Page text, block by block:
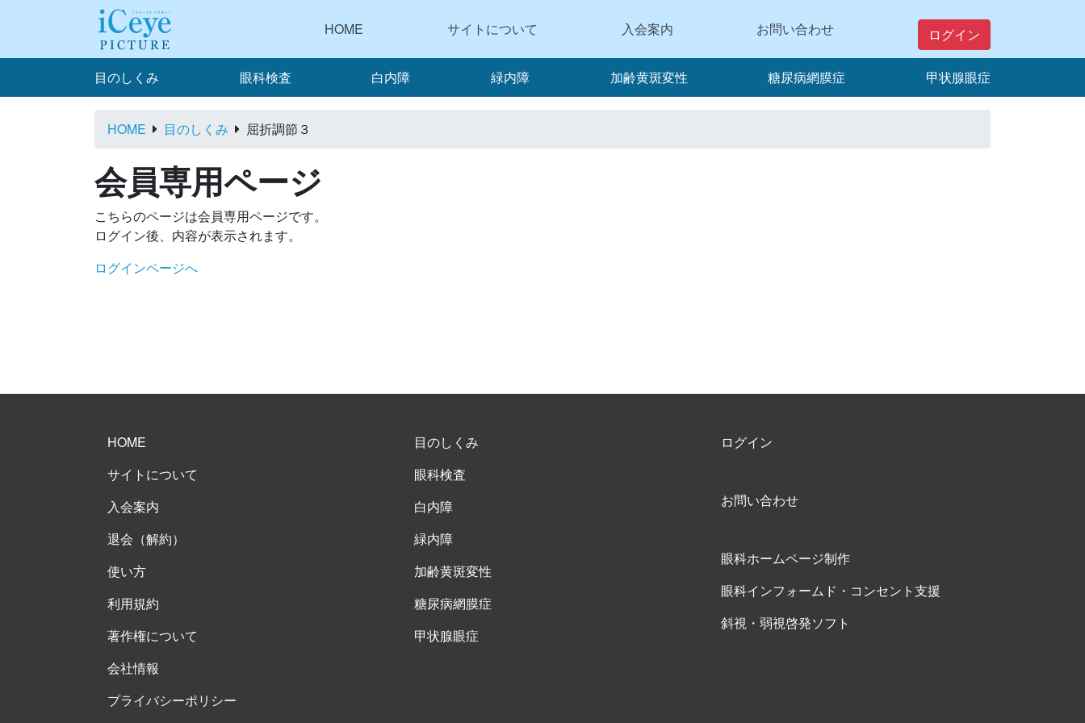
HOME サイトについて 入会案内 お問い合わせ ログイン
目のしくみ 眼科検査 白内障 緑内障 加齢黄斑変性 糖尿病網膜症 甲状腺眼症
HOME 目のしくみ 屈折調節３
会員専用ページ
こちらのページは会員専用ページです。
ログイン後、内容が表示されます。
ログインページへ
HOME
サイトについて
入会案内
退会（解約）
使い方
利用規約
著作権について
会社情報
プライバシーポリシー
目のしくみ
眼科検査
白内障
緑内障
加齢黄斑変性
糖尿病網膜症
甲状腺眼症
ログイン
お問い合わせ
眼科ホームページ制作
眼科インフォームド・コンセント支援
斜視・弱視啓発ソフト